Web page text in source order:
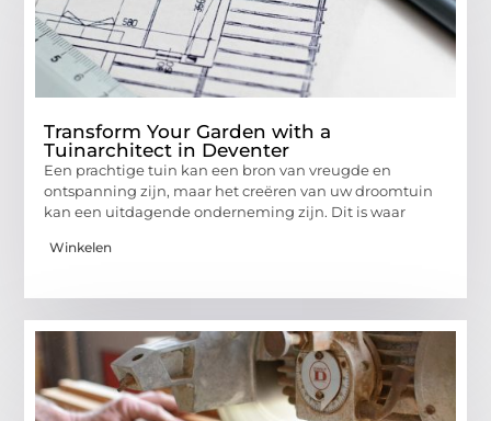
Transform Your Garden with a
Tuinarchitect in Deventer
Een prachtige tuin kan een bron van vreugde en
ontspanning zijn, maar het creëren van uw droomtuin
kan een uitdagende onderneming zijn. Dit is waar
Winkelen